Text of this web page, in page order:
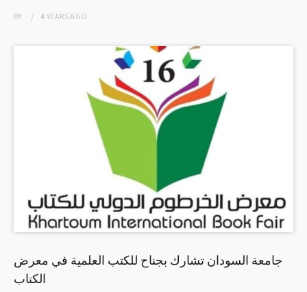
BY 4 YEARSAGO
جامعة السودان تشارك بجناح للكتب العلمية في معرض
الكتاب